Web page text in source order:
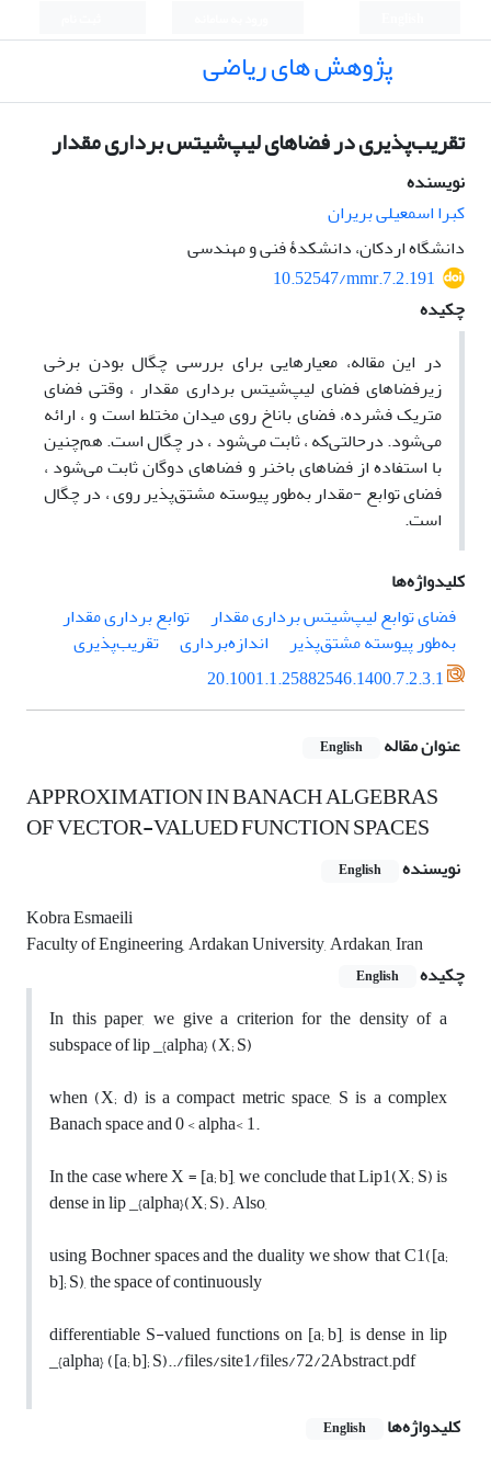
پژوهش های ریاضی
تقریب‌پذیری در فضاهای لیپ‌شیتس برداری مقدار
نویسنده
کبرا اسمعیلی بریران
دانشگاه اردکان، دانشکدۀ فنی و مهندسی
10.52547/mmr.7.2.191
چکیده
در این مقاله‏، معیارهایی برای بررسی چگال بودن برخی
زیرفضاهای فضای لیپ‌شیتس برداری مقدار ، وقتی فضای
متریک فشرده‏،فضای باناخ روی میدان مختلطاست و، ارائه
‌می‌شود. درحالتی‌که، ثابت می‌شود ، درچگال است. هم‌چنین
با استفاده از فضاهای باخنر و فضاهای دوگان ثابت می‌شود ،
فضای توابع-مقدار به‌طور پیوسته مشتق‌پذیر روی، درچگال
است.
کلیدواژه‌ها
فضای توابع لیپ‌شیتس برداری مقدار
توابع برداری ‌مقدار
به‌طور پیوسته مشتق‌پذیر
اندازه‌برداری
تقریب‌پذیری
20.1001.1.25882546.1400.7.2.3.1
عنوان مقاله English
APPROXIMATION IN BANACH ALGEBRAS
OF VECTOR-VALUED FUNCTION SPACES
نویسنده English
Kobra Esmaeili
Faculty of Engineering, Ardakan University, Ardakan, Iran
چکیده
English
In this paper, we give a criterion for the density of a
subspace of lip _{alpha} (X; S)
when (X; d) is a compact metric space, S is a complex
Banach space and 0 < alpha< 1.
In the case where X = [a; b], we conclude that Lip1(X; S) is
dense in lip _{alpha}(X; S). Also,
using Bochner spaces and the duality we show that C1([a;
b]; S), the space of continuously
differentiable S-valued functions on [a; b], is dense in lip
_{alpha} ([a; b]; S)../files/site1/files/72/2Abstract.pdf
کلیدواژه‌ها
English